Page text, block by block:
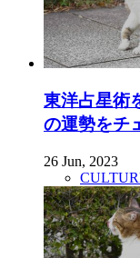
東洋占星術
の運勢をチ
26 Jun, 2023